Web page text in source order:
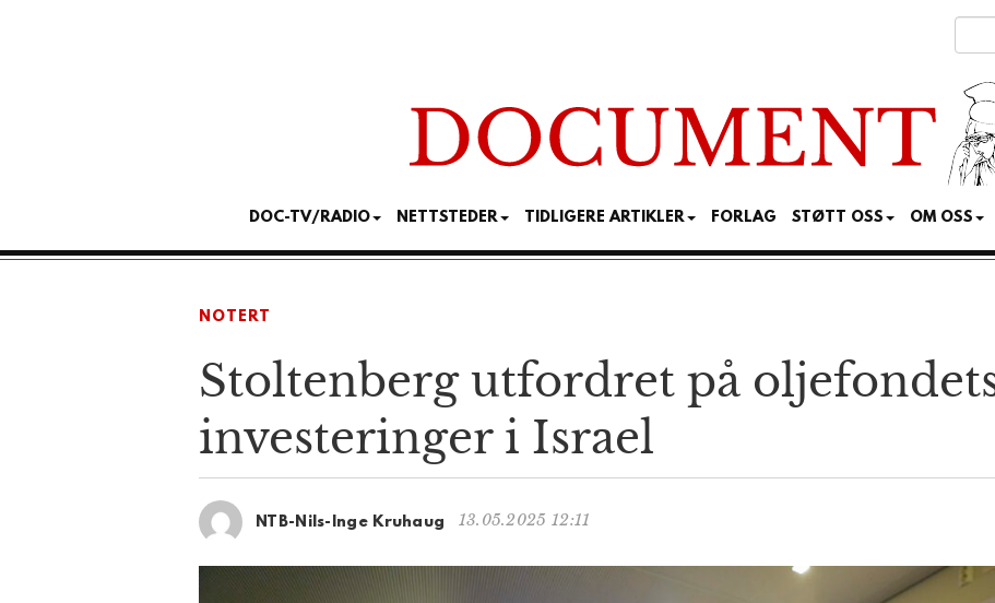
DOC-TV/RADIO NETTSTEDER TIDLIGERE ARTIKLER FORLAG STØTT OSS OM OSS
NOTERT
Stoltenberg utfordret på
investeringer i Israel
NTB-Nils-Inge Kruhaug 13.05.2025 12:11